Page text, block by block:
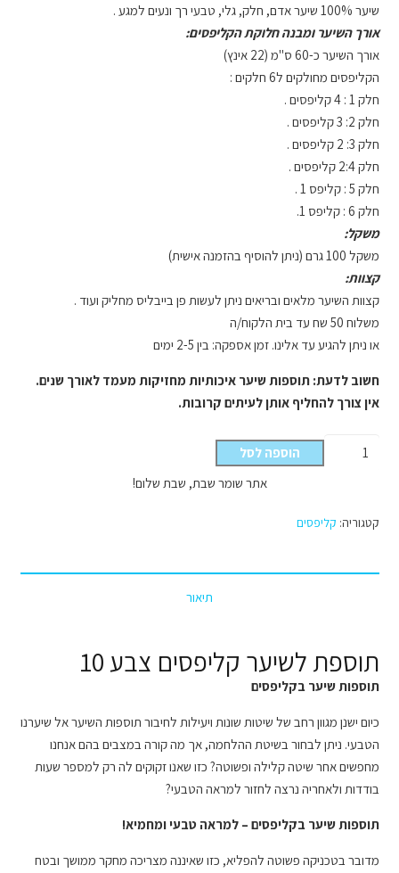
שיער 100% שיער אדם, חלק, גלי, טבעי רך ונעים למגע .
אורך השיער ומבנה חלוקת הקליפסים:
אורך השיער כ-60 ס"מ (22 אינץ)
הקליפסים מחולקים ל6 חלקים :
חלק 1 : 4 קליפסים .
חלק 2: 3 קליפסים .
חלק 3: 2 קליפסים .
חלק 2:4 קליפסים .
חלק 5 : קליפס 1 .
חלק 6 : קליפס 1.
משקל:
משקל 100 גרם (ניתן להוסיף בהזמנה אישית)
קצוות:
קצוות השיער מלאים ובריאים ניתן לעשות פן בייבליס מחליק ועוד .
משלוח 50 שח עד בית הלקוח/ה
או ניתן להגיע עד אלינו. זמן אספקה: בין 2-5 ימים
חשוב לדעת: תוספות שיער איכותיות מחזיקות מעמד לאורך שנים.
אין צורך להחליף אותן לעיתים קרובות.
כמות
מספר
הוספה לסל
אתר שומר שבת, שבת שלום!
קטגוריה: קליפסים
תיאור
תוספת לשיער קליפסים צבע 10
תוספות שיער בקליפסים
כיום ישנן מגוון רחב של שיטות שונות ויעילות לחיבור תוספות השיער אל שיערנו
הטבעי. ניתן לבחור בשיטת ההלחמה, אך מה קורה במצבים בהם אנחנו
מחפשים אחר שיטה קלילה ופשוטה? כזו שאנו זקוקים לה רק למספר שעות
בודדות ולאחריה נרצה לחזור למראה הטבעי?
תוספות שיער בקליפסים – למראה טבעי ומחמיא!
מדובר בטכניקה פשוטה להפליא, כזו שאיננה מצריכה מחקר ממושך ובטח